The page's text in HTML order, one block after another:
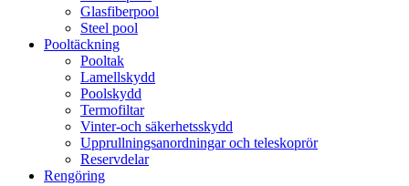
Glasfiberpool
Steel pool
Pooltäckning
Pooltak
Lamellskydd
Poolskydd
Termofiltar
Vinter-och säkerhetsskydd
Upprullningsanordningar och teleskoprör
Reservdelar
Rengöring